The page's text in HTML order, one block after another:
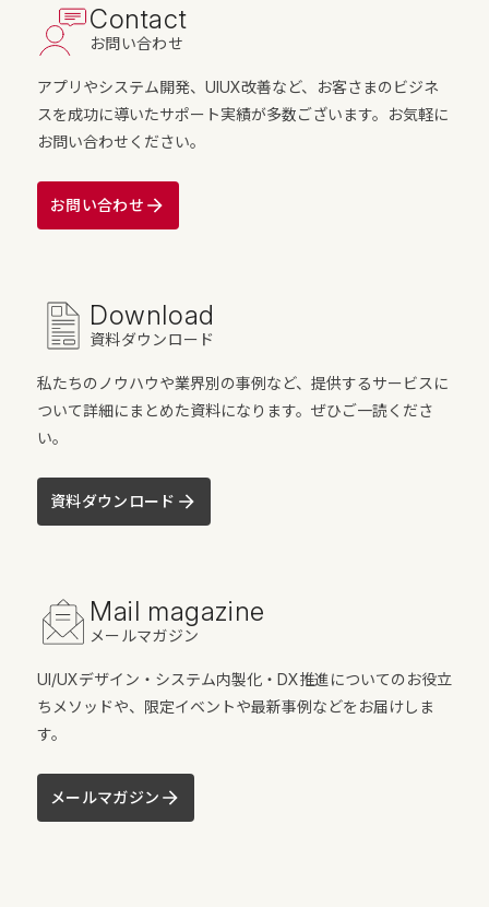
Contact
お問い合わせ
アプリやシステム開発、UIUX改善など、お客さまのビジネ
スを成功に導いたサポート実績が多数ございます。お気軽に
お問い合わせください。
お問い合わせ
Download
資料ダウンロード
私たちのノウハウや業界別の事例など、提供するサービスに
ついて詳細にまとめた資料になります。ぜひご一読くださ
い。
資料ダウンロード
Mail magazine
メールマガジン
UI/UXデザイン・システム内製化・DX推進についてのお役立
ちメソッドや、限定イベントや最新事例などをお届けしま
す。
メールマガジン